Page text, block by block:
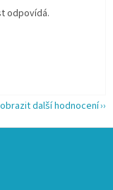
odpovídá.
další hodnocení